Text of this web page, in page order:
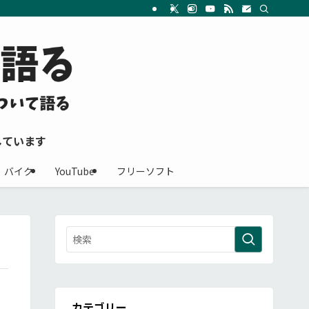
バイク YouTube フリーソフト
います